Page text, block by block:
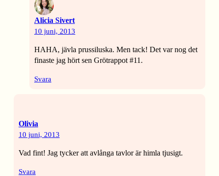
Alicia Sivert
10 juni, 2013
HAHA, jävla prussiluska. Men tack! Det var nog det
finaste jag hört sen Grötrappot #11.
Svara
Olivia
10 juni, 2013
Vad fint! Jag tycker att avlånga tavlor är himla tjusigt.
Svara